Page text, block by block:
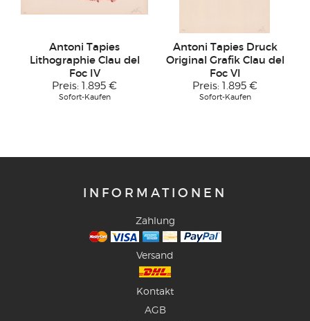
Antoni Tapies
Lithographie Clau del
Foc IV
Preis: 1.895 €
Sofort-Kaufen
Antoni Tapies Druck
Original Grafik Clau del
Foc VI
Preis: 1.895 €
Sofort-Kaufen
INFORMATIONEN
Zahlung
Versand
Kontakt
AGB